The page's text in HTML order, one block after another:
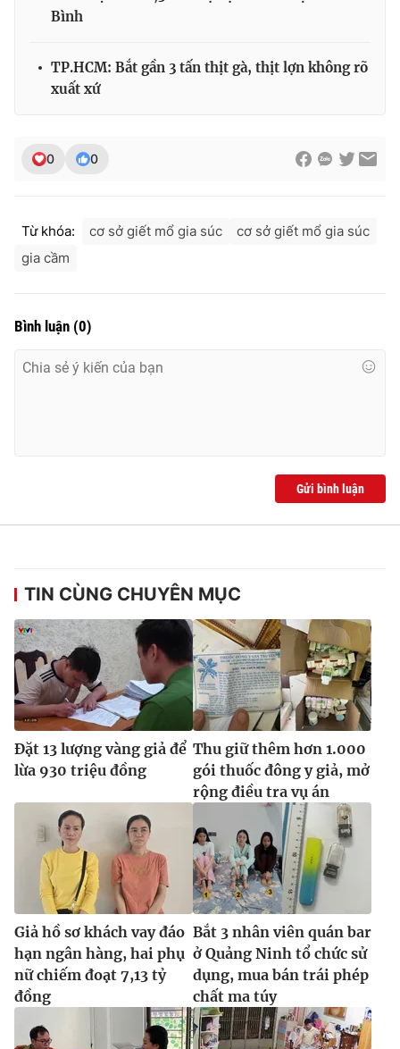
Ðiện thoại Thời báo VTV:
Liên hệ quảng cáo:024-7300.7108
thuận bằng văn bản. Ghi rõ nguồn VTV.vn khi phát hành lại
Bình
TP.HCM: Bắt gần 3 tấn thịt gà, thịt lợn không rõ
xuất xứ
0 0
Từ khóa: cơ sở giết mổ gia súc
cơ sở giết mổ gia súc
gia cầm
Bình luận (0)
Gửi bình luận
TIN CÙNG CHUYÊN MỤC
Đặt 13 lượng vàng giả để
lừa 930 triệu đồng
Thu giữ thêm hơn 1.000
gói thuốc đông y giả, mở
rộng điều tra vụ án
Giả hồ sơ khách vay đáo
hạn ngân hàng, hai phụ
nữ chiếm đoạt 7,13 tỷ
đồng
Bắt 3 nhân viên quán bar
ở Quảng Ninh tổ chức sử
dụng, mua bán trái phép
chất ma túy